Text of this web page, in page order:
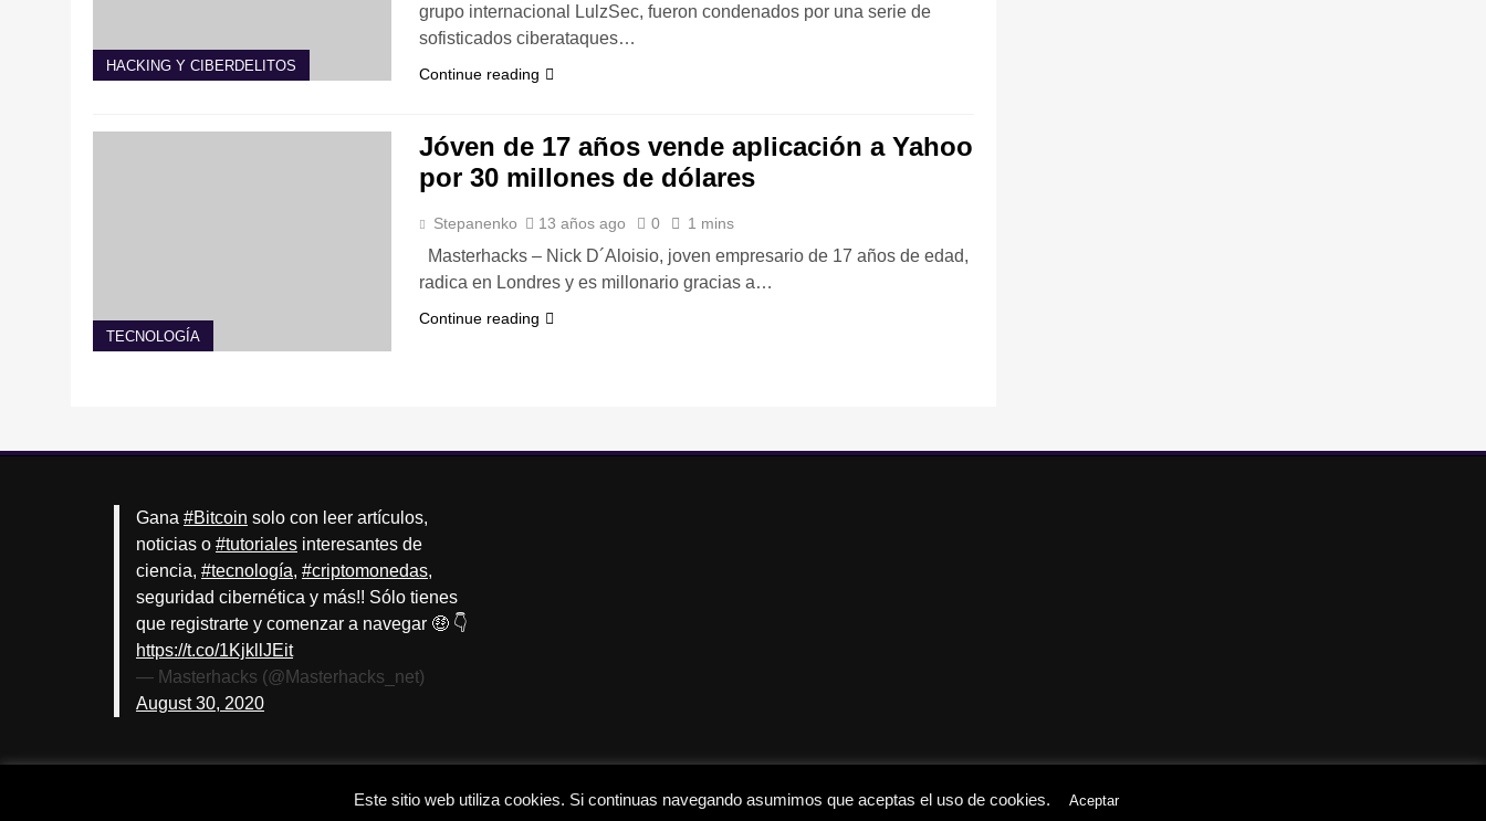
HACKING Y CIBERDELITOS
grupo internacional LulzSec, fueron condenados por una serie de
sofisticados ciberataques…
Continue reading
TECNOLOGÍA
Jóven de 17 años vende aplicación a Yahoo
por 30 millones de dólares
Stepanenko 13 años ago 0 1 mins
Masterhacks – Nick D´Aloisio, joven empresario de 17 años de edad,
radica en Londres y es millonario gracias a…
Continue reading
Gana #Bitcoin solo con leer artículos,
noticias o #tutoriales interesantes de
ciencia, #tecnología, #criptomonedas,
seguridad cibernética y más!! Sólo tienes
que registrarte y comenzar a navegar 🤑 👇
https://t.co/1KjkllJEit
— Masterhacks (@Masterhacks_net)
August 30, 2020
Todos los derechos reservados © 2008-2026 - www.masterhacks.net
Este sitio web utiliza cookies. Si continuas navegando asumimos que aceptas el uso de cookies. Aceptar